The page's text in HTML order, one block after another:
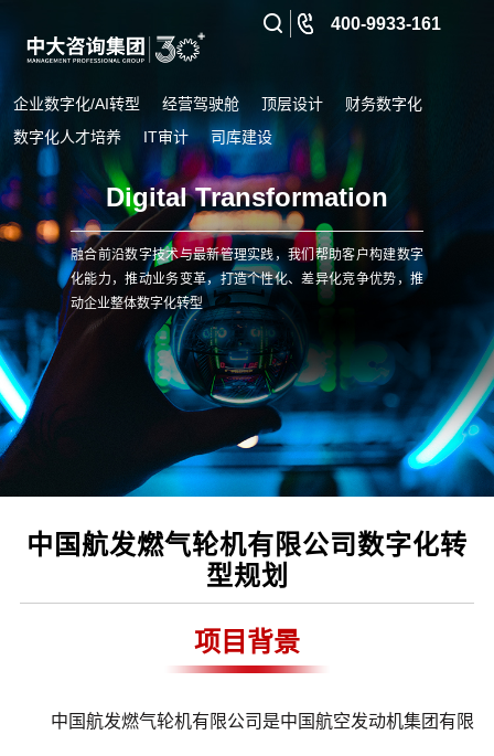
企业数字化/AI转型 经营驾驶舱 顶层设计
财务数字化
数字化人才培养
IT审计 司库建设
400-9933-161
Digital Transformation
融合前沿数字技术与最新管理实践，我们帮助客户构建数字
化能力，推动业务变革，打造个性化、差异化竞争优势，推
动企业整体数字化转型
中国航发燃气轮机有限公司数字化转
型规划
项目背景
中国航发燃气轮机有限公司是中国航空发动机集团有限